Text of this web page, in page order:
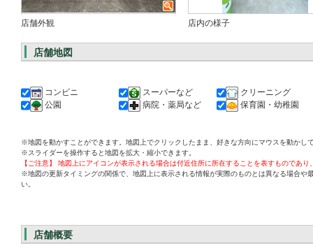
店舗外観 店内の様子
店舗地図
コンビニ スーパーなど
クリーニング
公園
病院・薬局など 保育園・幼稚園
※地図を動かすことができます。地図上でクリックしたまま、好きな方向にマウスを動かし
※スライダーを操作すると地図を拡大・縮小できます。
【ご注意】 地図上にアイコンが表示される場合は付近住所に所在することを表すものであ
※地図の更新タイミングの関係で、地図上に表示される情報が実際のものとは異なる場合や
い。
店舗概要